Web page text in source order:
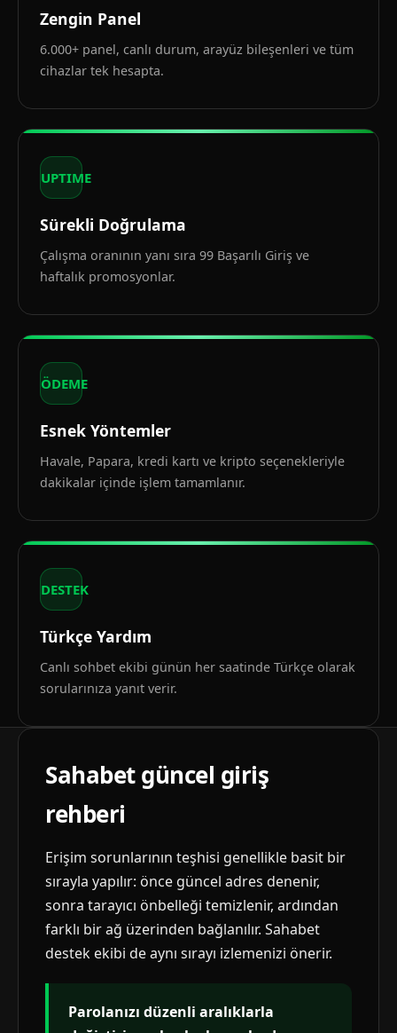
Zengin Panel
6.000+ panel, canlı durum, arayüz bileşenleri ve tüm
cihazlar tek hesapta.
UPTIME
Sürekli Doğrulama
Çalışma oranının yanı sıra 99 Başarılı Giriş ve
haftalık promosyonlar.
ÖDEME
Esnek Yöntemler
Havale, Papara, kredi kartı ve kripto seçenekleriyle
dakikalar içinde işlem tamamlanır.
DESTEK
Türkçe Yardım
Canlı sohbet ekibi günün her saatinde Türkçe olarak
sorularınıza yanıt verir.
Sahabet güncel giriş
rehberi
Erişim sorunlarının teşhisi genellikle basit bir
sırayla yapılır: önce güncel adres denenir,
sonra tarayıcı önbelleği temizlenir, ardından
farklı bir ağ üzerinden bağlanılır. Sahabet
destek ekibi de aynı sırayı izlemenizi önerir.
Parolanızı düzenli aralıklarla